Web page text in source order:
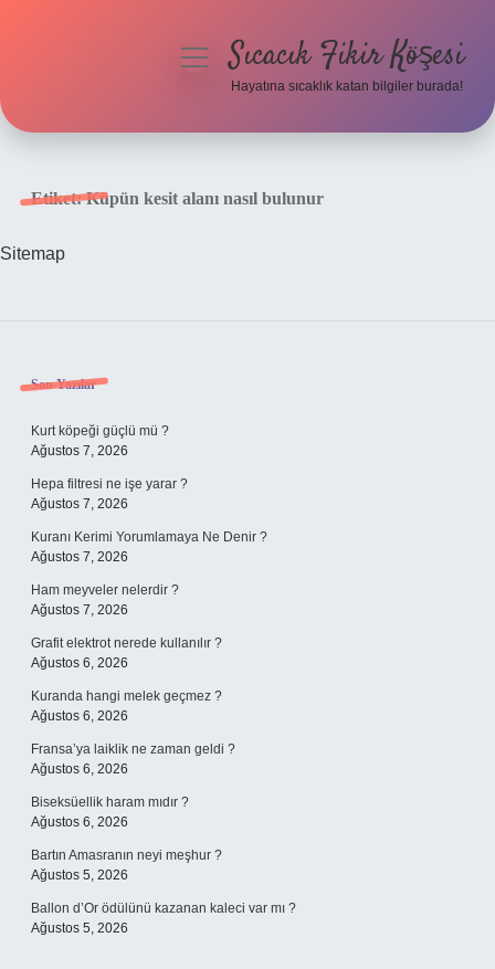
menüyüSıcacık Fikir Köşesi
Hayatına sıcaklık katan bilgiler burada!
Etiket:Küpün kesit alanı nasıl bulunur
Sitemap
Sidebar
Son Yazılar
Kurt köpeği güçlü mü ?
Ağustos 7, 2026
Hepa filtresi ne işe yarar ?
Ağustos 7, 2026
Kuranı Kerimi Yorumlamaya Ne Denir ?
Ağustos 7, 2026
Ham meyveler nelerdir ?
Ağustos 7, 2026
Grafit elektrot nerede kullanılır ?
Ağustos 6, 2026
Kuranda hangi melek geçmez ?
Ağustos 6, 2026
Fransa’ya laiklik ne zaman geldi ?
Ağustos 6, 2026
Biseksüellik haram mıdır ?
Ağustos 6, 2026
Bartın Amasranın neyi meşhur ?
Ağustos 5, 2026
Ballon d’Or ödülünü kazanan kaleci var mı ?
Ağustos 5, 2026